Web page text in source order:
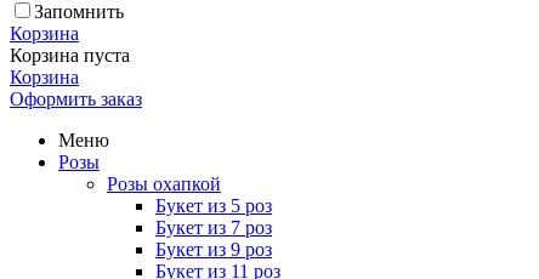
Запомнить
Корзина
Корзина пуста
Корзина
Оформить заказ
Меню
Розы
Розы охапкой
Букет из 5 роз
Букет из 7 роз
Букет из 9 роз
Букет из 11 роз